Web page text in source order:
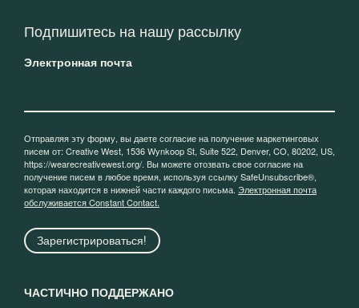
Подпишитесь на нашу рассылку
Электронная почта
Отправляя эту форму, вы даете согласие на получение маркетинговых
писем от: Creative West, 1536 Wynkoop St, Suite 522, Denver, CO, 80202, US,
https://wearecreativewest.org/. Вы можете отозвать свое согласие на
получение писем в любое время, используя ссылку SafeUnsubscribe®,
которая находится в нижней части каждого письма. Электронная почта
обслуживается Constant Contact.
Зарегистрироваться!
ЧАСТИЧНО ПОДДЕРЖАНО